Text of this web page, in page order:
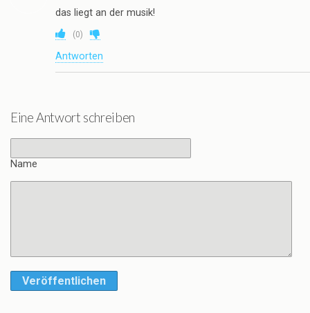
das liegt an der musik!
(0)
Antworten
Eine Antwort schreiben
Name
Veröffentlichen